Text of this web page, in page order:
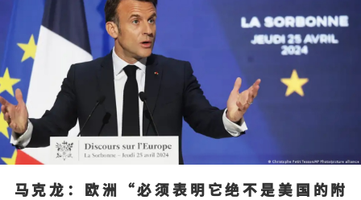
马克龙：欧洲“必须表明它绝不是美国的附